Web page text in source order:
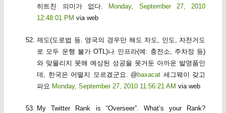
히트친 의미가 없다. Monday, September 27, 2010
12:48:01 PM via web
제도(도로법 등. 영국의 경우만 해도 차도, 인도, 자전거도
로 모두 운행 불가 OTL)나 인프라(예: 충전소, 주차장 등)
와 맞물리지 못해 예상된 성공을 못거둔 아까운 발명품인
데, 한국은 어떨지 모르겠군요. @ baxacat 세그웨이 갖고
파요 Monday, September 27, 2010 11:56:21 AM via web
My Twitter Rank is “Overseer”. What’s your Rank?